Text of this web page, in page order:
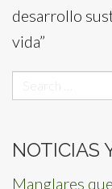
desarrollo
vida”
for:
NOTICIAS
Manglares